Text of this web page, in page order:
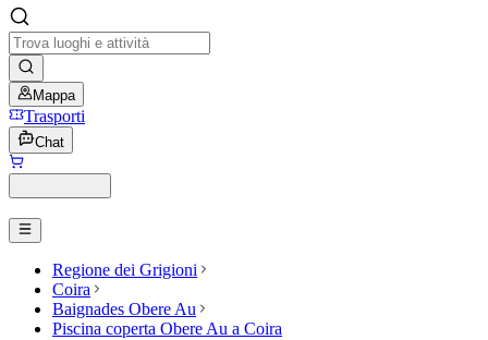
Mappa
Trasporti
Chat
Regione dei Grigioni
Coira
Baignades Obere Au
Piscina coperta Obere Au a Coira